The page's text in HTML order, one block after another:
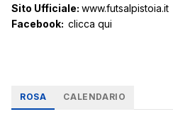
Sito Ufficiale: www.futsalpistoia.it
Facebook: clicca qui
ROSA CALENDARIO